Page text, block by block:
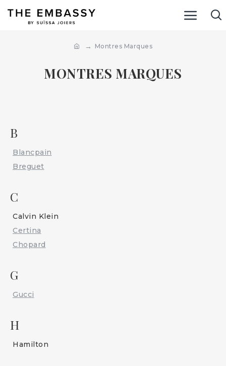
Montres Marques
MONTRES MARQUES
B
Blancpain
Breguet
C
Calvin Klein
Certina
Chopard
G
Gucci
H
Hamilton